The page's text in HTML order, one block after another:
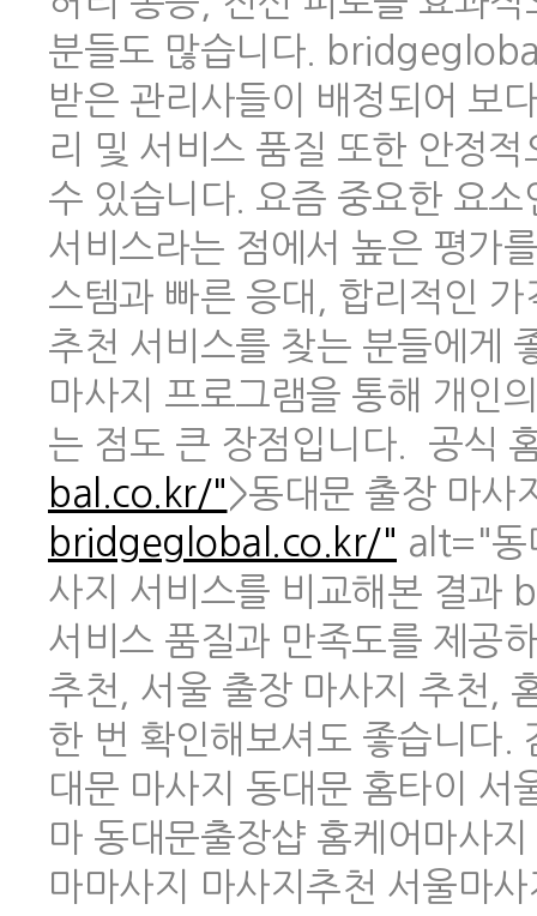
분들도 많습니다.
받은 관리사들이 배정되어 보
리 및 서비스 품질 또한 안정
수 있습니다. 요즘 중요한 요
서비스라는 점에서 높은 평가
스템과 빠른 응대, 합리적인
추천 서비스를 찾는 분들에게
마사지 프로그램을 통해 개인
는 점도 큰 장점입니다. 공식
bal.co.kr/">동대문 출장 마
bridgeglobal.co.kr/" alt="동
사지 서비스를 비교해본 결과
서비스 품질과 만족도를 제공
추천, 서울 출장 마사지 추천,
한 번 확인해보셔도 좋습니다
대문 마사지 동대문 홈타이 서
마 동대문출장샵 홈케어마사
마마사지 마사지추천 서울마